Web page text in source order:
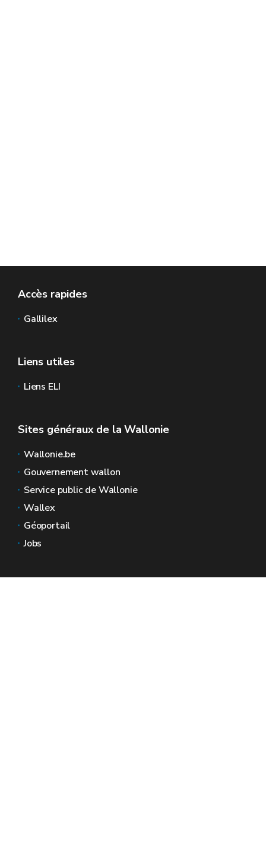
Accès rapides
Gallilex
Liens utiles
Liens ELI
Sites généraux de la Wallonie
Wallonie.be
Gouvernement wallon
Service public de Wallonie
Wallex
Géoportail
Jobs